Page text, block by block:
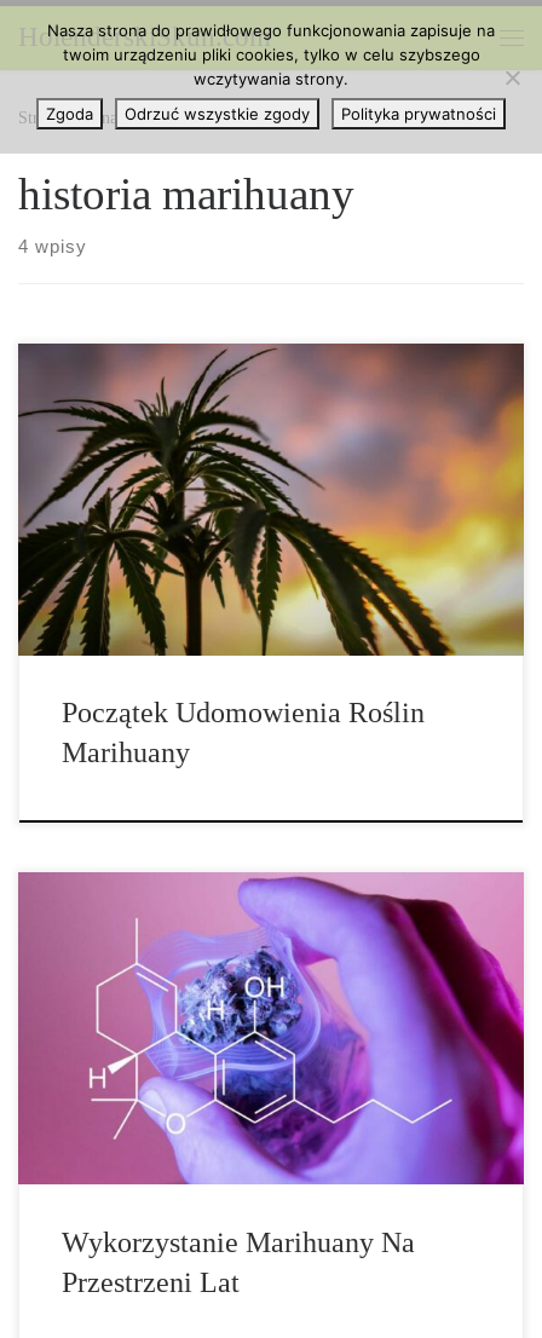
Przejdź do treści
HolenderskiSkun.com
Strona główna » historia marihuany
historia marihuany
4 wpisy
Wiemy, że jeden z najwcześniejszych dowodów na palenie
marihuany odkryty w starożytnych grobowcach został
zidentyfikowany w Chinach. W 2019 r. międzynarodowy zespół
badaczy znalazł paleniska ze śladami marihuany na 2500-letnim
cmentarzu w Azji Środkowej. Niewiele było jednak wiadomo na
temat tego, kiedy ludzie zaczęli udomawiać konopie indyjskie.
Jednak nowy artykuł badawczy opublikowany w Science Advances
wykazał, że konopie indyjskie zostały […]
Początek Udomowienia Roślin
Marihuany
Jak używanie marihuany zmieniało się w czasie? Najstarsze
dowody na istnienie rośliny cannabis sativa pochodzą sprzed około
19 milionów lat, więc nie powinno dziwić, że zarówno konopie o
wysokiej zawartości THC, jak i jej siostrzane konopie o wysokiej
zawartości CBD i niskiej zawartości THC były używane od tysięcy
lat. W starożytnym świecie konopie były pospolitą uprawą rolniczą
zbieraną na żywność […]
Wykorzystanie Marihuany Na
Przestrzeni Lat
Nasza strona do prawidłowego funkcjonowania zapisuje na
twoim urządzeniu pliki cookies, tylko w celu szybszego
wczytywania strony.
Zgoda
Odrzuć wszystkie zgody Polityka prywatności